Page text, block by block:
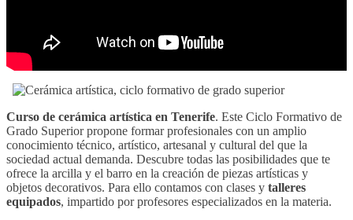
Curso de cerámica artística en Tenerife. Este Ciclo Formativo de
Grado Superior propone formar profesionales con un amplio
conocimiento técnico, artístico, artesanal y cultural del que la
sociedad actual demanda. Descubre todas las posibilidades que te
ofrece la arcilla y el barro en la creación de piezas artísticas y
objetos decorativos. Para ello contamos con clases y talleres
equipados, impartido por profesores especializados en la materia.